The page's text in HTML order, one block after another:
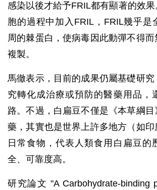
感染以後才給予FRIL都有顯著的效
胞的過程中加入FRIL，FRIL幾乎是
周的棘蛋白，使病毒因此動彈不得而
複製。
馬徹表示，目前的成果仍屬基礎研
究轉化成治療或預防的醫藥用品，
路。不過，白扁豆不僅是《本草綱
藥，其實也是世界上許多地方（如
日常食物，代表人類食用白扁豆的
全、可靠度高。
研究論文 "A Carbohydrate-binding